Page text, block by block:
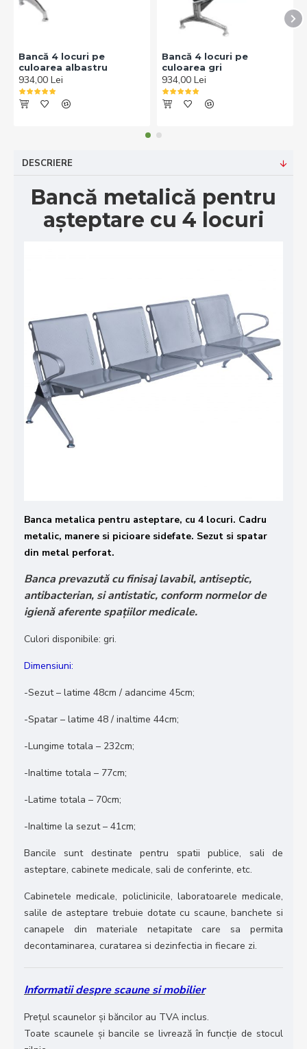
Bancă 4 locuri pe
culoarea albastru
934,00 Lei
Bancă 4 locuri pe
culoarea gri
934,00 Lei
DESCRIERE
Bancă metalică pentru
așteptare cu 4 locuri
Banca metalica pentru asteptare, cu 4 locuri. Cadru
metalic, manere si picioare sidefate. Sezut si spatar
din metal perforat.
Banca prevazută cu finisaj lavabil, antiseptic,
antibacterian, si antistatic, conform normelor de
igienă aferente spațiilor medicale.
Culori disponibile: gri.
Dimensiuni:
-Sezut – latime 48cm / adancime 45cm;
-Spatar – latime 48 / inaltime 44cm;
-Lungime totala – 232cm;
-Inaltime totala – 77cm;
-Latime totala – 70cm;
-Inaltime la sezut – 41cm;
Bancile sunt destinate pentru spatii publice, sali de
asteptare, cabinete medicale, sali de conferinte, etc.
Cabinetele medicale, policlinicile, laboratoarele medicale,
salile de asteptare trebuie dotate cu scaune, banchete si
canapele din materiale netapitate care sa permita
decontaminarea, curatarea si dezinfectia in fiecare zi.
Informatii despre scaune si mobilier
Prețul scaunelor și băncilor au TVA inclus.
Toate scaunele și bancile se livrează în funcție de stocul